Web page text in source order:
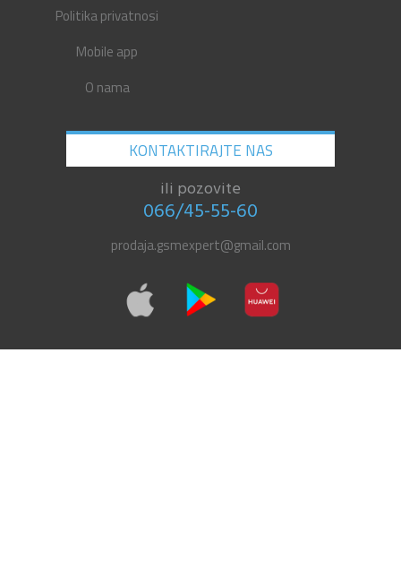
Politika privatnosi
Mobile app
O nama
KONTAKTIRAJTE NAS
ili pozovite
066/45-55-60
prodaja.gsmexpert@gmail.com